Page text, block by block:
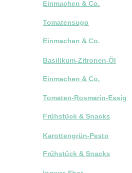
Einmachen & Co.
Tomatensugo
Einmachen & Co.
Basilikum-Zitronen-Öl
Einmachen & Co.
Tomaten-Rosmarin-Essig
Frühstück & Snacks
Karottengrün-Pesto
Frühstück & Snacks